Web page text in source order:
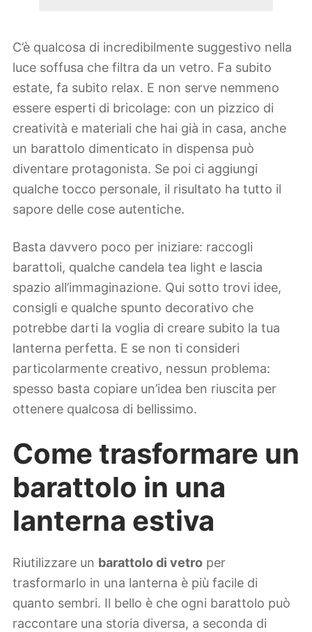
C’è qualcosa di incredibilmente suggestivo nella
luce soffusa che filtra da un vetro. Fa subito
estate, fa subito relax. E non serve nemmeno
essere esperti di bricolage: con un pizzico di
creatività e materiali che hai già in casa, anche
un barattolo dimenticato in dispensa può
diventare protagonista. Se poi ci aggiungi
qualche tocco personale, il risultato ha tutto il
sapore delle cose autentiche.
Basta davvero poco per iniziare: raccogli
barattoli, qualche candela tea light e lascia
spazio all’immaginazione. Qui sotto trovi idee,
consigli e qualche spunto decorativo che
potrebbe darti la voglia di creare subito la tua
lanterna perfetta. E se non ti consideri
particolarmente creativo, nessun problema:
spesso basta copiare un’idea ben riuscita per
ottenere qualcosa di bellissimo.
Come trasformare un
barattolo in una
lanterna estiva
Riutilizzare un barattolo di vetro per
trasformarlo in una lanterna è più facile di
quanto sembri. Il bello è che ogni barattolo può
raccontare una storia diversa, a seconda di